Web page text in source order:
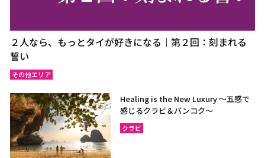
２人なら、もっとタイが好きになる｜第２回：刻まれる
誓い
その他エリア
Healing is the New Luxury ～五感で
感じるクラビ＆バンコク～
クラビ